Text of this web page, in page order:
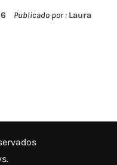
Publicado por : Laura